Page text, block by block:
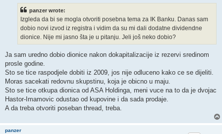
panzer wrote:
Izgleda da bi se mogla otvoriti posebna tema za IK Banku. Danas sam
dobio novi izvod iz registra i vidim da su mi dali dodatne dividendne
dionice. Nije mi jasno šta je u pitanju. Jeli još neko dobio?
Ja sam uredno dobio dionice nakon dokapitalizacije iz rezervi sredinom
prosle godine.
Sto se tice raspodjele dobiti iz 2009, jos nije odluceno kako ce se dijeliti.
Moras sacekati redovnu skupstinu, koja je obicno u maju.
Sto se tice otkupa dionica od ASA Holdinga, meni vuce na to da je dvojac
Hastor-Imamovic odustao od kupovine i da sada prodaje.
A da treba otvoriti poseban thread, treba.
panzer